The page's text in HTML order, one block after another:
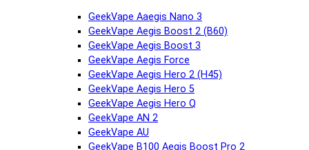
GeekVape Aaegis Nano 3
GeekVape Aegis Boost 2 (B60)
GeekVape Aegis Boost 3
GeekVape Aegis Force
GeekVape Aegis Hero 2 (H45)
GeekVape Aegis Hero 5
GeekVape Aegis Hero Q
GeekVape AN 2
GeekVape AU
GeekVape B100 Aegis Boost Pro 2